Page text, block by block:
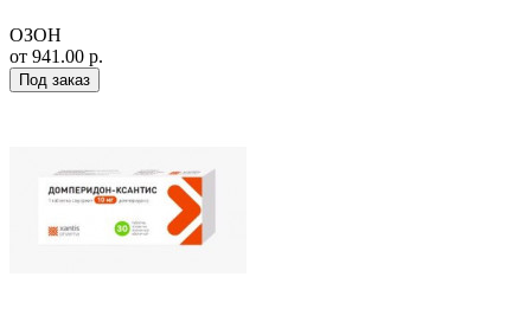
ОЗОН
от 941.00 р.
Под заказ